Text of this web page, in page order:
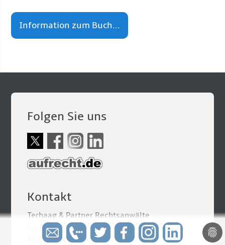
Information zum Buch...
Folgen Sie uns
Kontakt
Terhaag & Partner Rechtsanwälte
Grabenstraße 5
40213 Düsseldorf